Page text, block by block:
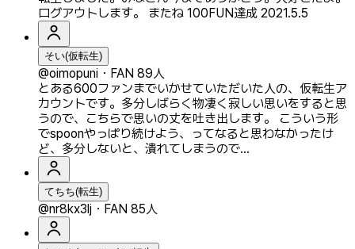
ログアウトします。 またね 100FUN達成 2021.5.5
そい(仮転生)
@oimopuni ・ FAN 89人
とある600ファンまでいかせていただいた人の、仮転生ア
カウントです。多分しばらく物凄く寂しい思いをすると思
うので、こちらで思いの丈を吐き出します。 こういう形
でspoonやっぱり続けよう、ってなると思わなかったけ
ど、多分しないと、潰れてしまうので…
てちち(転生)
@nr8kx3lj ・ FAN 85人